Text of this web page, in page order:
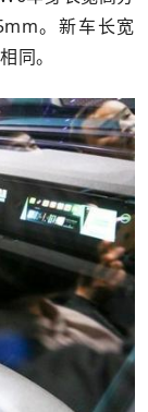
。新车长宽
同。